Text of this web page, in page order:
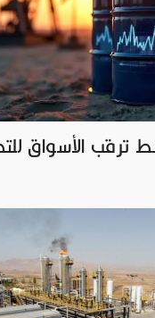
ترقب الأسواق